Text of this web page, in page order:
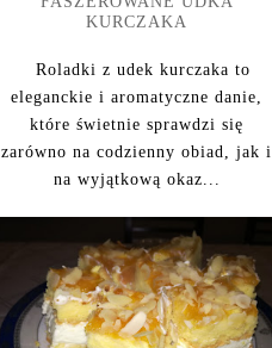
KURCZAKA
Roladki z udek kurczaka to
eleganckie i aromatyczne danie,
które świetnie sprawdzi się
zarówno na codzienny obiad, jak i
na wyjątkową okaz...